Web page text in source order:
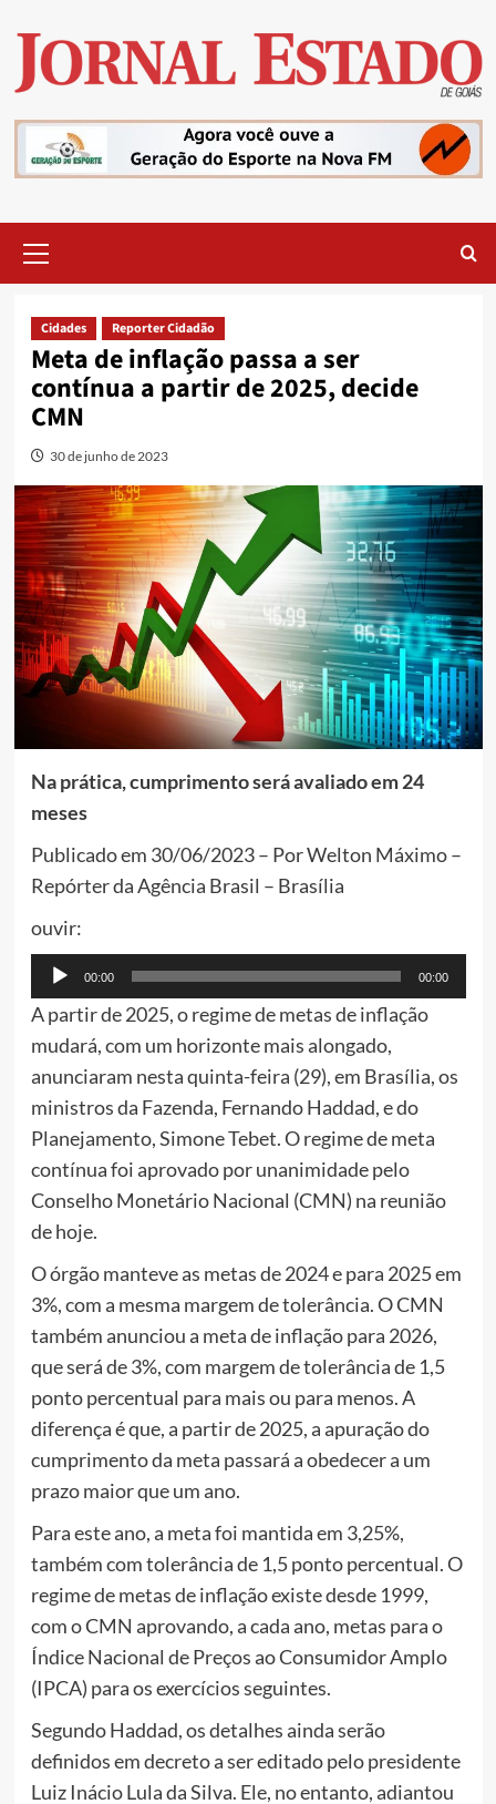
content
Menu
Cidades Reporter Cidadão
Meta de inflação passa a ser
contínua a partir de 2025, decide
CMN
30 de junho de 2023
Na prática, cumprimento será avaliado em 24
meses
Publicado em 30/06/2023 – Por Welton Máximo –
Repórter da Agência Brasil – Brasília
ouvir:
Tocador
de
áudio
00:00 00:00
A partir de 2025, o regime de metas de inflação
mudará, com um horizonte mais alongado,
anunciaram nesta quinta-feira (29), em Brasília, os
ministros da Fazenda, Fernando Haddad, e do
Planejamento, Simone Tebet. O regime de meta
contínua foi aprovado por unanimidade pelo
Conselho Monetário Nacional (CMN) na reunião
de hoje.
O órgão manteve as metas de 2024 e para 2025 em
3%, com a mesma margem de tolerância. O CMN
também anunciou a meta de inflação para 2026,
que será de 3%, com margem de tolerância de 1,5
ponto percentual para mais ou para menos. A
diferença é que, a partir de 2025, a apuração do
cumprimento da meta passará a obedecer a um
prazo maior que um ano.
Para este ano, a meta foi mantida em 3,25%,
também com tolerância de 1,5 ponto percentual. O
regime de metas de inflação existe desde 1999,
com o CMN aprovando, a cada ano, metas para o
Índice Nacional de Preços ao Consumidor Amplo
(IPCA) para os exercícios seguintes.
Segundo Haddad, os detalhes ainda serão
definidos em decreto a ser editado pelo presidente
Luiz Inácio Lula da Silva. Ele, no entanto, adiantou